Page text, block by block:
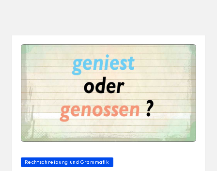
Posted
Rechtschreibung und Grammatik